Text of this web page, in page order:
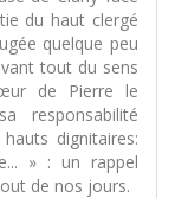
du haut clergé
quelque peu
tout du sens
de Pierre le
responsabilité
dignitaires:
» : un rappel
de nos jours.